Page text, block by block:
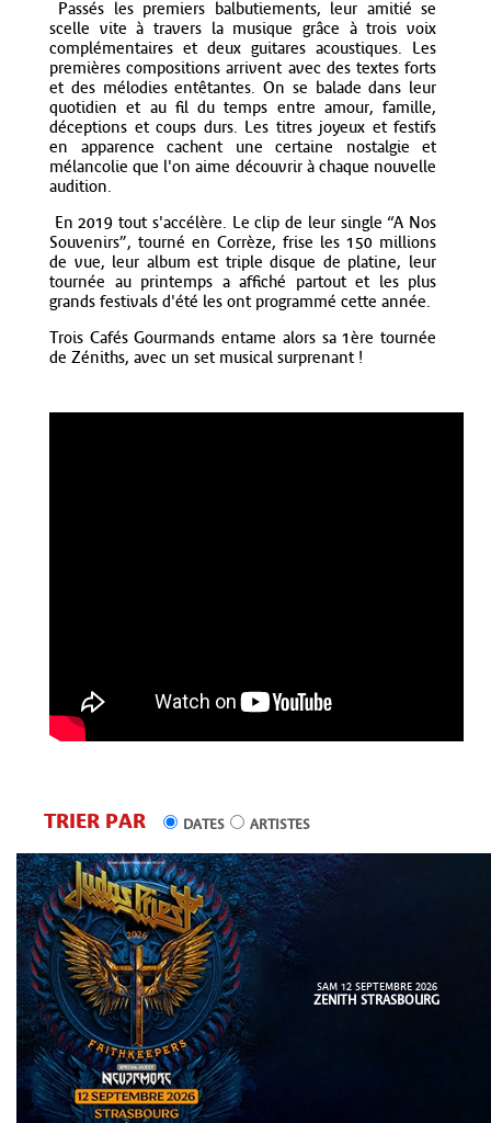
Passés les premiers balbutiements, leur amitié se
scelle vite à travers la musique grâce à trois voix
complémentaires et deux guitares acoustiques. Les
premières compositions arrivent avec des textes forts
et des mélodies entêtantes. On se balade dans leur
quotidien et au fil du temps entre amour, famille,
déceptions et coups durs. Les titres joyeux et festifs
en apparence cachent une certaine nostalgie et
mélancolie que l'on aime découvrir à chaque nouvelle
audition.
En 2019 tout s'accélère. Le clip de leur single “A Nos
Souvenirs”, tourné en Corrèze, frise les 150 millions
de vue, leur album est triple disque de platine, leur
tournée au printemps a affiché partout et les plus
grands festivals d'été les ont programmé cette année.
Trois Cafés Gourmands entame alors sa 1ère tournée
de Zéniths, avec un set musical surprenant !
TRIER PAR DATES ARTISTES
SAM 12 SEPTEMBRE 2026
ZENITH STRASBOURG